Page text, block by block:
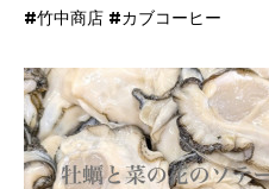
#竹中商店 #カブコーヒー